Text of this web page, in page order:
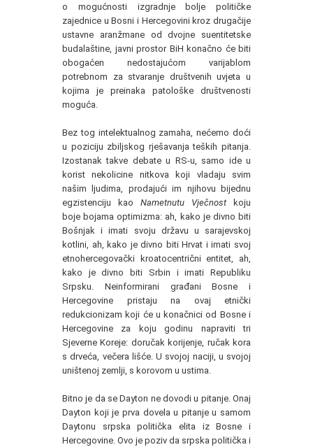
o mogućnosti izgradnje bolje političke
zajednice u Bosni i Hercegovini kroz drugačije
ustavne aranžmane od dvojne suentitetske
budalaštine, javni prostor BiH konačno će biti
obogaćen nedostajućom varijablom
potrebnom za stvaranje društvenih uvjeta u
kojima je preinaka patološke društvenosti
moguća.
Bez tog intelektualnog zamaha, nećemo doći
u poziciju zbiljskog rješavanja teških pitanja.
Izostanak takve debate u RS-u, samo ide u
korist nekolicine nitkova koji vladaju svim
našim ljudima, prodajući im njihovu bijednu
egzistenciju kao Nametnutu Vječnost koju
boje bojama optimizma: ah, kako je divno biti
Bošnjak i imati svoju državu u sarajevskoj
kotlini, ah, kako je divno biti Hrvat i imati svoj
etnohercegovački kroatocentrični entitet, ah,
kako je divno biti Srbin i imati Republiku
Srpsku. Neinformirani građani Bosne i
Hercegovine pristaju na ovaj etnički
redukcionizam koji će u konačnici od Bosne i
Hercegovine za koju godinu napraviti tri
Sjeverne Koreje: doručak korijenje, ručak kora
s drveća, večera lišće. U svojoj naciji, u svojoj
uništenoj zemlji, s korovom u ustima.
Bitno je da se Dayton ne dovodi u pitanje. Onaj
Dayton koji je prva dovela u pitanje u samom
Daytonu srpska politička elita iz Bosne i
Hercegovine. Ovo je poziv da srpska politička i